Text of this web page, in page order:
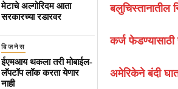
मेटाचे अल्गोरिदम आता
सरकारच्या रडारवर
बिजनेस
ईएमआय थकला तरी मोबाईल-
लॅपटॉप लॉक करता येणार
नाही
बलुचिस्तानातील
कर्ज फेडण्यासाठी
अमेरिकेने बंदी